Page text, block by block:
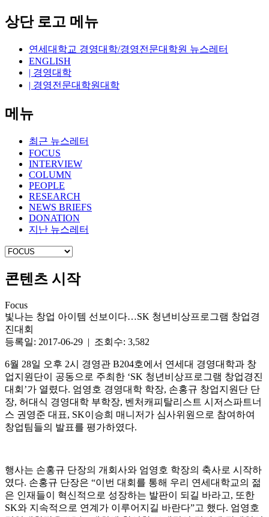
상단 로고 메뉴
연세대학교 경영대학/경영전문대학원 뉴스레터
ENGLISH
| 경영대학
| 경영전문대학원대학
메뉴
최근 뉴스레터
FOCUS
INTERVIEW
COLUMN
PEOPLE
RESEARCH
NEWS BRIEFS
DONATION
지난 뉴스레터
콘텐츠 시작
Focus
빛나는 창업 아이템 선보이다…SK 청년비상프로그램 창업경
진대회
등록일: 2017-06-29 | 조회수: 3,582
6월 28일 오후 2시 경영관 B204호에서 연세대 경영대학과 창
업지원단이 공동으로 주최한 ‘SK 청년비상프로그램 창업경진
대회’가 열렸다. 엄영호 경영대학 학장, 손홍규 창업지원단 단
장, 허대식 경영대학 부학장, 벤처캐피탈리스트 시저스파트너
스 권영준 대표, SK이승희 매니저가 심사위원으로 참여하여
창업팀들의 발표를 평가하였다.
행사는 손홍규 단장의 개회사와 엄영호 학장의 축사로 시작하
였다. 손홍규 단장은 “이번 대회를 통해 우리 연세대학교의 젊
은 인재들이 혁신적으로 성장하는 발판이 되길 바라고, 또한
SK와 지속적으로 연계가 이루어지길 바란다”고 했다. 엄영호